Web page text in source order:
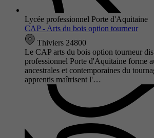
Lycée professionnel Porte d'Aquitaine
CAP - Arts du bois option tourneur
Thiviers 24800
Le CAP arts du bois option tourneur
professionnel Porte d'Aquitaine forme
ancestrales et contemporaines du
apprentis maîtrisent l'…